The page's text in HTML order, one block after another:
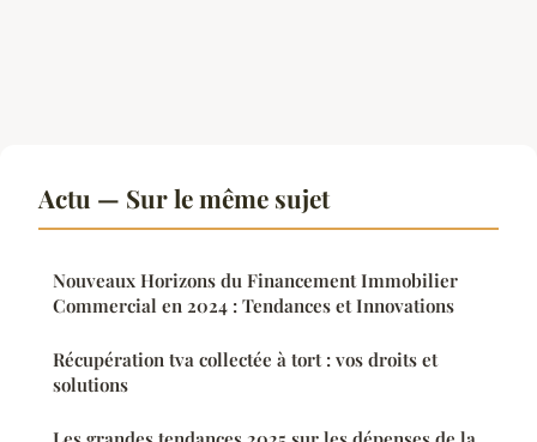
Actu — Sur le même sujet
Nouveaux Horizons du Financement Immobilier
Commercial en 2024 : Tendances et Innovations
Récupération tva collectée à tort : vos droits et
solutions